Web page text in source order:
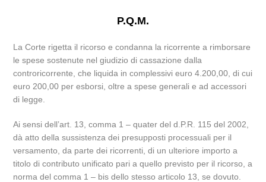
P.Q.M.
La Corte rigetta il ricorso e condanna la ricorrente a rimborsare
le spese sostenute nel giudizio di cassazione dalla
controricorrente, che liquida in complessivi euro 4.200,00, di cui
euro 200,00 per esborsi, oltre a spese generali e ad accessori
di legge.
Ai sensi dell’art. 13, comma 1 – quater del d.P.R. 115 del 2002,
dà atto della sussistenza dei presupposti processuali per il
versamento, da parte dei ricorrenti, di un ulteriore importo a
titolo di contributo unificato pari a quello previsto per il ricorso, a
norma del comma 1 – bis dello stesso articolo 13, se dovuto.